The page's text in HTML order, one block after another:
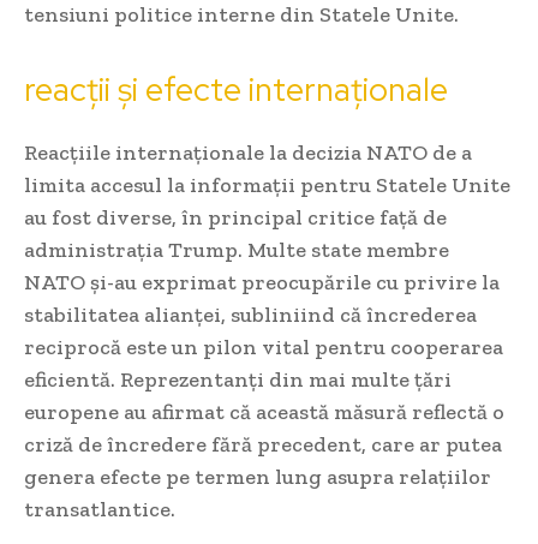
tensiuni politice interne din Statele Unite.
reacții și efecte internaționale
Reacțiile internaționale la decizia NATO de a
limita accesul la informații pentru Statele Unite
au fost diverse, în principal critice față de
administrația Trump. Multe state membre
NATO și-au exprimat preocupările cu privire la
stabilitatea alianței, subliniind că încrederea
reciprocă este un pilon vital pentru cooperarea
eficientă. Reprezentanți din mai multe țări
europene au afirmat că această măsură reflectă o
criză de încredere fără precedent, care ar putea
genera efecte pe termen lung asupra relațiilor
transatlantice.